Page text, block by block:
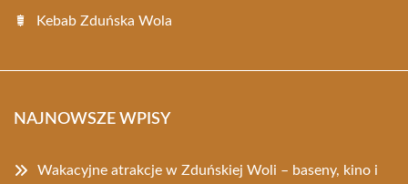
Kebab Zduńska Wola
NAJNOWSZE WPISY
Wakacyjne atrakcje w Zduńskiej Woli – baseny, kino i